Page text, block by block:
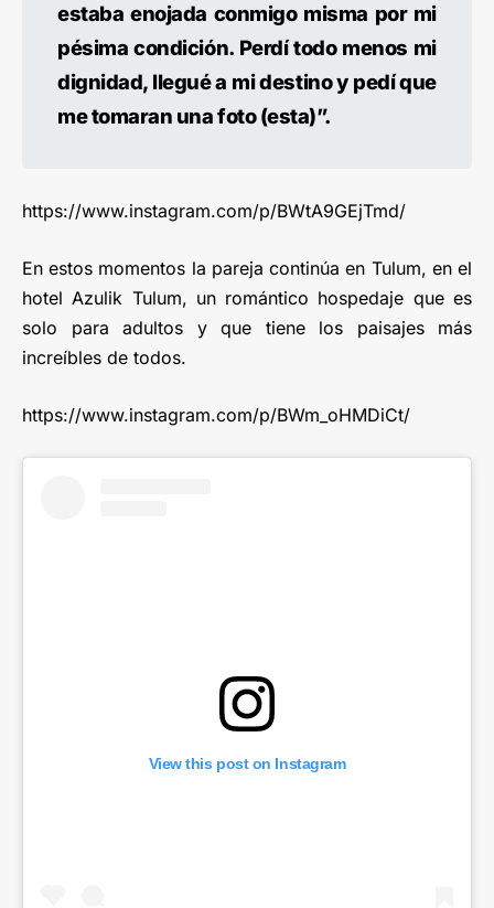
estaba enojada conmigo misma por mi
pésima condición. Perdí todo menos mi
dignidad, llegué a mi destino y pedí que
me tomaran una foto (esta)”.
https://www.instagram.com/p/BWtA9GEjTmd/
En estos momentos la pareja continúa en Tulum, en el
hotel Azulik Tulum, un romántico hospedaje que es
solo para adultos y que tiene los paisajes más
increíbles de todos.
https://www.instagram.com/p/BWm_oHMDiCt/
View this post on Instagram